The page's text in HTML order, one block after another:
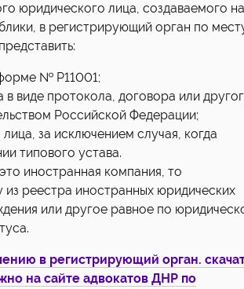
юридического лица, создаваемого на
в регистрирующий орган по
№ Р11001;
виде протокола, договора или
Российской Федерации;
за исключением случая, когда
типового устава.
иностранная компания, то
реестра иностранных юридических
или другое равное по
в регистрирующий орган.
на сайте адвокатов ДНР по